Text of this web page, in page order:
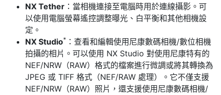
NX Tether ：當相機連接至電腦時用於連線攝影。可
以使用電腦螢幕遙控調整曝光、白平衡和其他相機設
定。
NX Studio* ：查看和編輯使用尼康數碼相機/數位相機
拍攝的相片。可以使用 NX Studio 對使用尼康特有的
NEF/NRW（RAW）格式的檔案進行微調或將其轉換為
JPEG 或 TIFF 格式（NEF/RAW 處理）。它不僅支援
NEF/NRW（RAW）照片，還支援使用尼康數碼相機/